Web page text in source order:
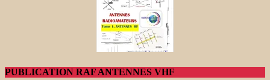
PUBLICATION RAF ANTENNES VHF